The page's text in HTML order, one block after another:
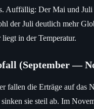
Auffällig: Der Mai und
der Juli deutlich mehr
in der Temperatur.
(September —
fallen die Erträge auf das
sie steil ab. Im